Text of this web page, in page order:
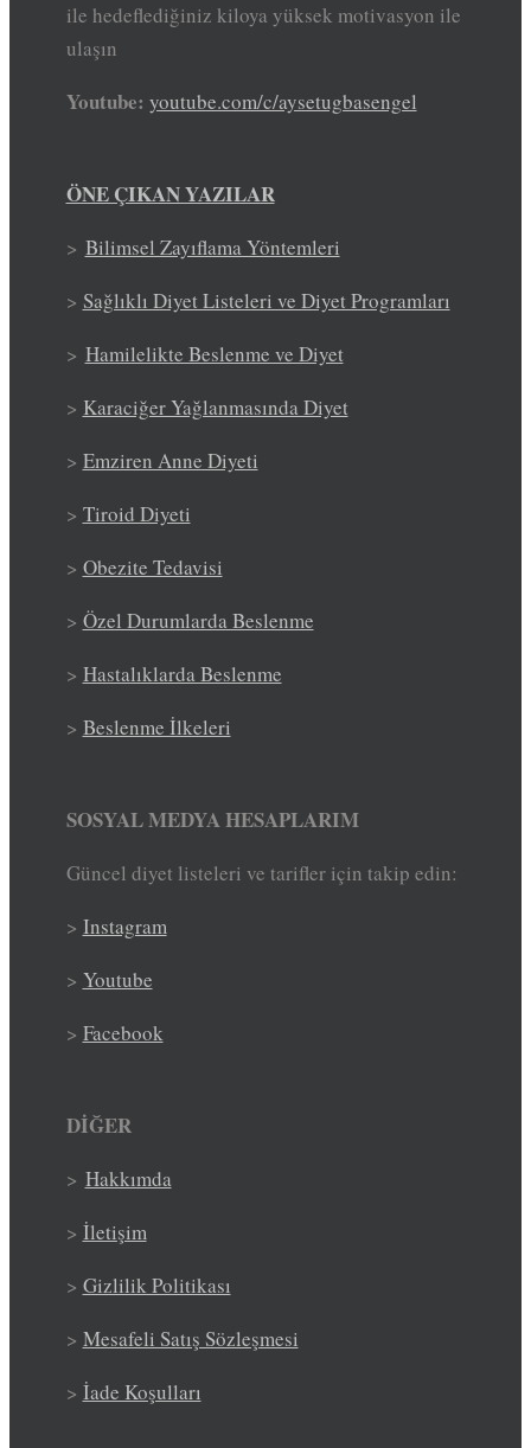
ile hedeflediğiniz kiloya yüksek motivasyon ile
ulaşın
Youtube: youtube.com/c/aysetugbasengel
ÖNE ÇIKAN YAZILAR
> Bilimsel Zayıflama Yöntemleri
> Sağlıklı Diyet Listeleri ve Diyet Programları
> Hamilelikte Beslenme ve Diyet
> Karaciğer Yağlanmasında Diyet
> Emziren Anne Diyeti
> Tiroid Diyeti
> Obezite Tedavisi
> Özel Durumlarda Beslenme
> Hastalıklarda Beslenme
> Beslenme İlkeleri
SOSYAL MEDYA HESAPLARIM
Güncel diyet listeleri ve tarifler için takip edin:
> Instagram
> Youtube
> Facebook
DİĞER
> Hakkımda
> İletişim
> Gizlilik Politikası
> Mesafeli Satış Sözleşmesi
> İade Koşulları